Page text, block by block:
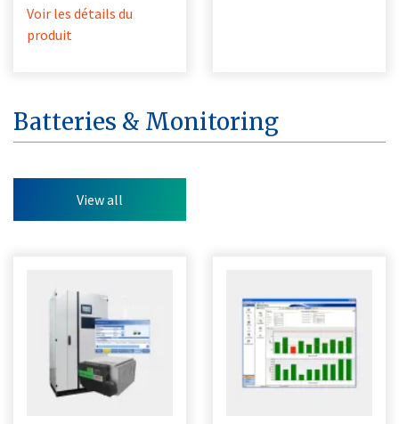
Voir les détails du
produit
Batteries & Monitoring
View all